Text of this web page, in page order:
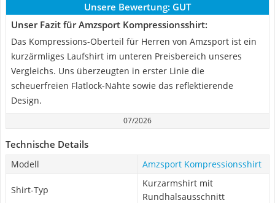
Unsere Bewertung: GUT
Unser Fazit für Amzsport Kompressionsshirt:
Das Kompressions-Oberteil für Herren von Amzsport ist ein
kurzärmliges Laufshirt im unteren Preisbereich unseres
Vergleichs. Uns überzeugten in erster Linie die
scheuerfreien Flatlock-Nähte sowie das reflektierende
Design.
07/2026
Technische Details
Modell Amzsport Kompressionsshirt
Shirt-Typ
Kurzarmshirt mit
Rundhalsausschnitt